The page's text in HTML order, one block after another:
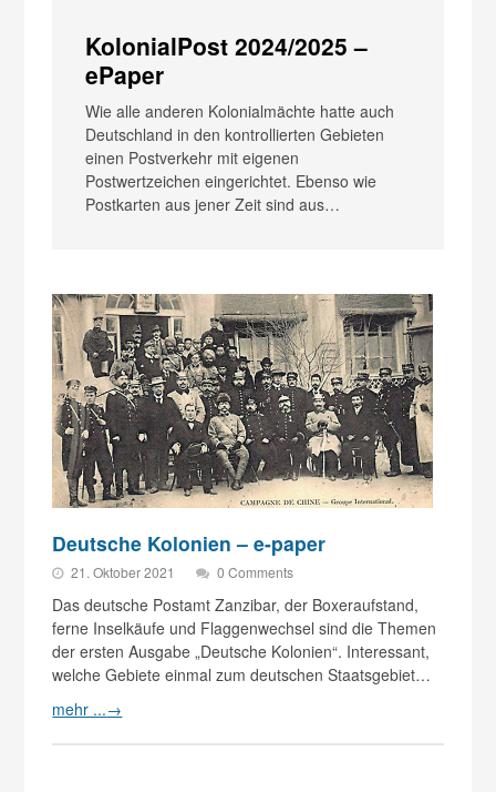
KolonialPost 2024/2025 –
ePaper
Wie alle anderen Kolonialmächte hatte auch
Deutschland in den kontrollierten Gebieten
einen Postverkehr mit eigenen
Postwertzeichen eingerichtet. Ebenso wie
Postkarten aus jener Zeit sind aus…
Deutsche Kolonien – e-paper
21. Oktober 2021 0 Comments
Das deutsche Postamt Zanzibar, der Boxeraufstand,
ferne Inselkäufe und Flaggenwechsel sind die Themen
der ersten Ausgabe „Deutsche Kolonien“. Interessant,
welche Gebiete einmal zum deutschen Staatsgebiet…
mehr ...→